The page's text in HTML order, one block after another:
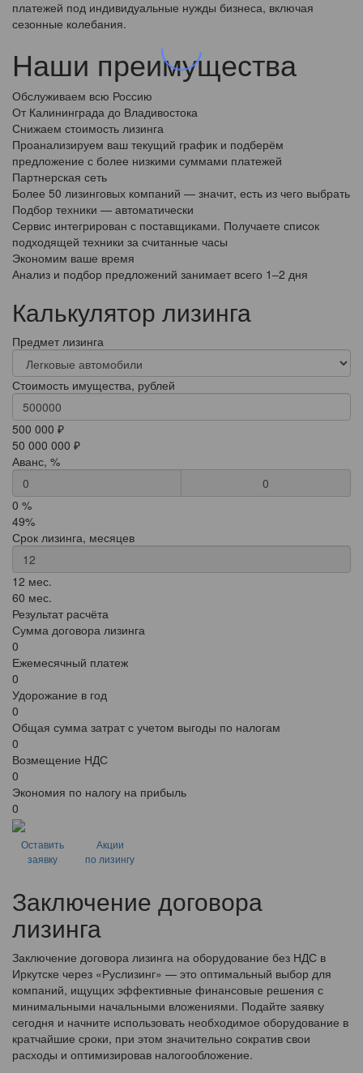
платежей под индивидуальные нужды бизнеса, включая
сезонные колебания.
Наши преимущества
Обслуживаем всю Россию
От Калининграда до Владивостока
Снижаем стоимость лизинга
Проанализируем ваш текущий график и подберём
предложение с более низкими суммами платежей
Партнерская сеть
Более 50 лизинговых компаний — значит, есть из чего выбрать
Подбор техники — автоматически
Сервис интегрирован с поставщиками. Получаете список
подходящей техники за считанные часы
Экономим ваше время
Анализ и подбор предложений занимает всего 1–2 дня
Калькулятор лизинга
Предмет лизинга
Стоимость имущества, рублей
500 000 ₽
50 000 000 ₽
Аванс, %
0
0 %
49%
Срок лизинга, месяцев
12 мес.
60 мес.
Результат расчёта
Сумма договора лизинга
0
Ежемесячный платеж
0
Удорожание в год
0
Общая сумма затрат с учетом выгоды по налогам
0
Возмещение НДС
0
Экономия по налогу на прибыль
0
Оставить
заявку
Акции
по лизингу
Заключение договора
лизинга
Заключение договора лизинга на оборудование без НДС в
Иркутске через «Руслизинг» — это оптимальный выбор для
компаний, ищущих эффективные финансовые решения с
минимальными начальными вложениями. Подайте заявку
сегодня и начните использовать необходимое оборудование в
кратчайшие сроки, при этом значительно сократив свои
расходы и оптимизировав налогообложение.